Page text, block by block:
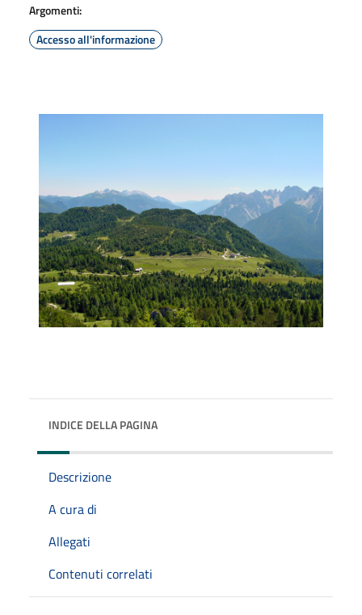
Argomenti:
Accesso all'informazione
INDICE DELLA PAGINA
Descrizione
A cura di
Allegati
Contenuti correlati